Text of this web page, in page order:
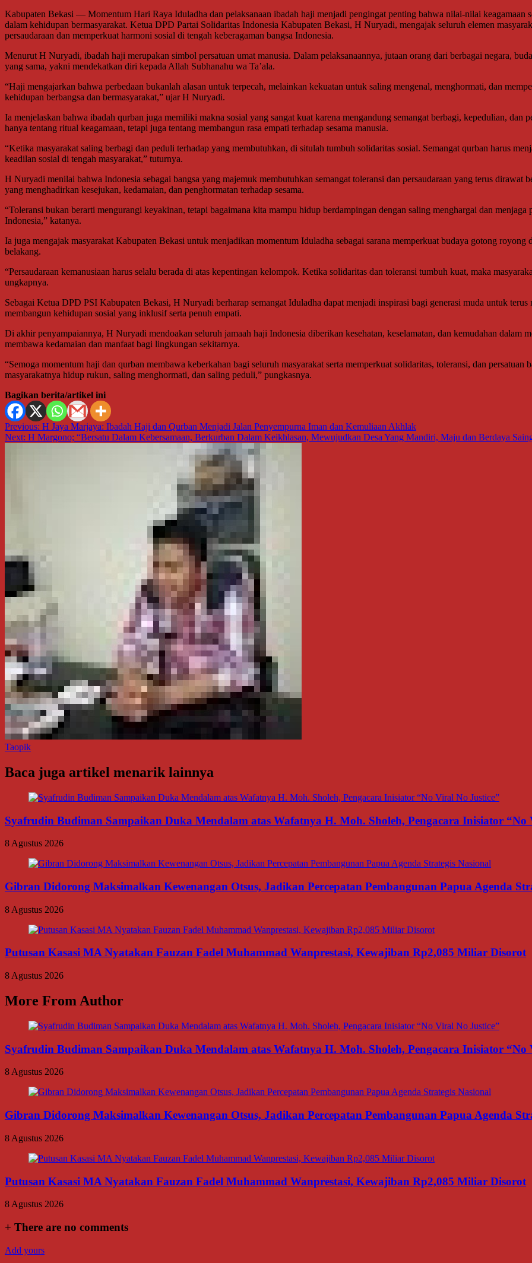
Kabupaten Bekasi — Momentum Hari Raya Iduladha dan pelaksanaan ibadah haji menjadi pengingat penting bahwa nilai-nilai keagamaan
dalam kehidupan bermasyarakat. Ketua DPD Partai Solidaritas Indonesia Kabupaten Bekasi, H Nuryadi, mengajak seluruh elemen
persaudaraan dan memperkuat harmoni sosial di tengah keberagaman bangsa Indonesia.
Menurut H Nuryadi, ibadah haji merupakan simbol persatuan umat manusia. Dalam pelaksanaannya, jutaan orang dari berbagai negara,
yang sama, yakni mendekatkan diri kepada Allah Subhanahu wa Ta’ala.
“Haji mengajarkan bahwa perbedaan bukanlah alasan untuk terpecah, melainkan kekuatan untuk saling mengenal, menghormati, dan
kehidupan berbangsa dan bermasyarakat,” ujar H Nuryadi.
Ia menjelaskan bahwa ibadah qurban juga memiliki makna sosial yang sangat kuat karena mengandung semangat berbagi, kepedulian, dan
hanya tentang ritual keagamaan, tetapi juga tentang membangun rasa empati terhadap sesama manusia.
“Ketika masyarakat saling berbagi dan peduli terhadap yang membutuhkan, di situlah tumbuh solidaritas sosial. Semangat qurban harus
keadilan sosial di tengah masyarakat,” tuturnya.
H Nuryadi menilai bahwa Indonesia sebagai bangsa yang majemuk membutuhkan semangat toleransi dan persaudaraan yang terus dirawat
yang menghadirkan kesejukan, kedamaian, dan penghormatan terhadap sesama.
“Toleransi bukan berarti mengurangi keyakinan, tetapi bagaimana kita mampu hidup berdampingan dengan saling menghargai dan
Indonesia,” katanya.
Ia juga mengajak masyarakat Kabupaten Bekasi untuk menjadikan momentum Iduladha sebagai sarana memperkuat budaya gotong royong
belakang.
“Persaudaraan kemanusiaan harus selalu berada di atas kepentingan kelompok. Ketika solidaritas dan toleransi tumbuh kuat, maka
ungkapnya.
Sebagai Ketua DPD PSI Kabupaten Bekasi, H Nuryadi berharap semangat Iduladha dapat menjadi inspirasi bagi generasi muda untuk terus
membangun kehidupan sosial yang inklusif serta penuh empati.
Di akhir penyampaiannya, H Nuryadi mendoakan seluruh jamaah haji Indonesia diberikan kesehatan, keselamatan, dan kemudahan dalam
membawa kedamaian dan manfaat bagi lingkungan sekitarnya.
“Semoga momentum haji dan qurban membawa keberkahan bagi seluruh masyarakat serta memperkuat solidaritas, toleransi, dan
masyarakatnya hidup rukun, saling menghormati, dan saling peduli,” pungkasnya.
Bagikan berita/artikel ini
Navigasi
pos
Previous: H Jaya Marjaya: Ibadah Haji dan Qurban Menjadi Jalan Penyempurna Iman dan Kemuliaan Akhlak
Next: H Margono; “Bersatu Dalam Kebersamaan, Berkurban Dalam Keikhlasan, Mewujudkan Desa Yang Mandiri, Maju dan Berdaya
Taopik
Baca juga artikel menarik lainnya
Syafrudin Budiman Sampaikan Duka Mendalam atas Wafatnya H. Moh. Sholeh, Pengacara Inisiator “No
8 Agustus 2026
Gibran Didorong Maksimalkan Kewenangan Otsus, Jadikan Percepatan Pembangunan Papua Agenda
8 Agustus 2026
Putusan Kasasi MA Nyatakan Fauzan Fadel Muhammad Wanprestasi, Kewajiban Rp2,085 Miliar Disorot
8 Agustus 2026
More From Author
Syafrudin Budiman Sampaikan Duka Mendalam atas Wafatnya H. Moh. Sholeh, Pengacara Inisiator “No
8 Agustus 2026
Gibran Didorong Maksimalkan Kewenangan Otsus, Jadikan Percepatan Pembangunan Papua Agenda
8 Agustus 2026
Putusan Kasasi MA Nyatakan Fauzan Fadel Muhammad Wanprestasi, Kewajiban Rp2,085 Miliar Disorot
8 Agustus 2026
+ There are no comments
Add yours